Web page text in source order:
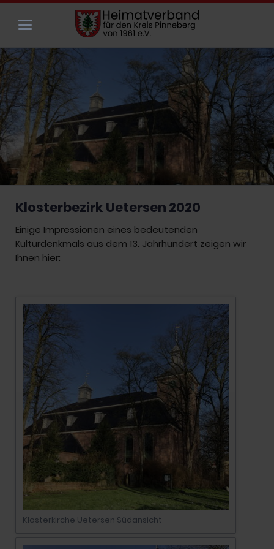
Klosterbezirk Uetersen 2020
Einige Impressionen eines bedeutenden
Kulturdenkmals aus dem 13. Jahrhundert zeigen wir
Ihnen hier:
Klosterkirche Uetersen Südansicht